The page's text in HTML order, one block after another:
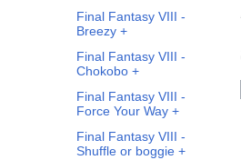
Final Fantasy VIII -
Breezy +
Final Fantasy VIII -
Chokobo +
Final Fantasy VIII -
Force Your Way +
Final Fantasy VIII -
Shuffle or boggie +